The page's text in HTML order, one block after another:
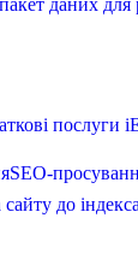
даних для
послуги
SEO-
до